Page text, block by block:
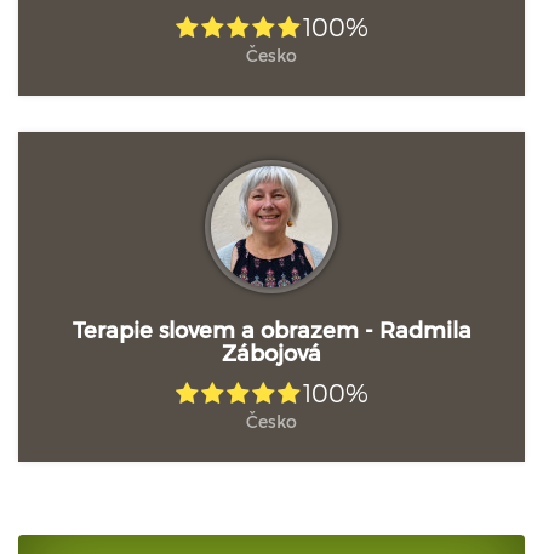
100%
Česko
Terapie slovem a obrazem - Radmila
Zábojová
100%
Česko